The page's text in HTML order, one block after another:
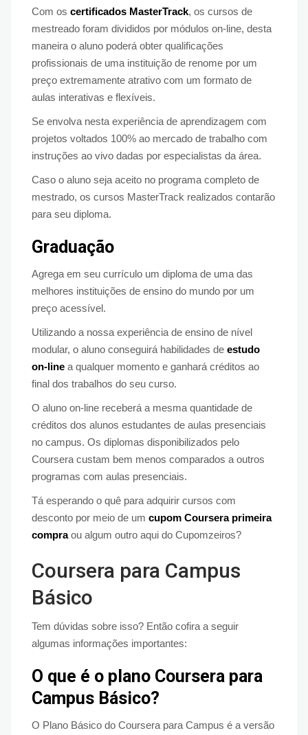
Com os certificados MasterTrack, os cursos de
mestreado foram divididos por módulos on-line, desta
maneira o aluno poderá obter qualificações
profissionais de uma instituição de renome por um
preço extremamente atrativo com um formato de
aulas interativas e flexíveis.
Se envolva nesta experiência de aprendizagem com
projetos voltados 100% ao mercado de trabalho com
instruções ao vivo dadas por especialistas da área.
Caso o aluno seja aceito no programa completo de
mestrado, os cursos MasterTrack realizados contarão
para seu diploma.
Graduação
Agrega em seu currículo um diploma de uma das
melhores instituições de ensino do mundo por um
preço acessível.
Utilizando a nossa experiência de ensino de nível
modular, o aluno conseguirá habilidades de estudo
on-line a qualquer momento e ganhará créditos ao
final dos trabalhos do seu curso.
O aluno on-line receberá a mesma quantidade de
créditos dos alunos estudantes de aulas presenciais
no campus. Os diplomas disponibilizados pelo
Coursera custam bem menos comparados a outros
programas com aulas presenciais.
Tá esperando o quê para adquirir cursos com
desconto por meio de um cupom Coursera primeira
compraou algum outro aqui do Cupomzeiros?
Coursera para Campus
Básico
Tem dúvidas sobre isso? Então cofira a seguir
algumas informações importantes:
O que é o plano Coursera para
Campus Básico?
O Plano Básico do Coursera para Campus é a versão